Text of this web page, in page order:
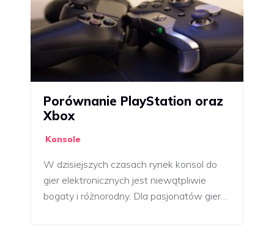
Porównanie PlayStation oraz
Xbox
Konsole
W dzisiejszych czasach rynek konsol do
gier elektronicznych jest niewątpliwie
bogaty i różnorodny. Dla pasjonatów gier…